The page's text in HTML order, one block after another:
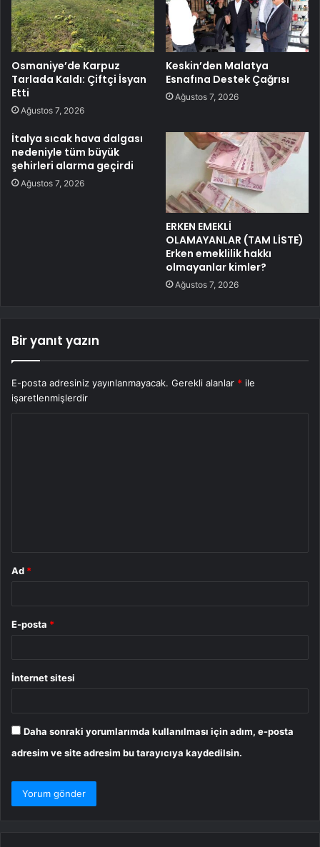
Osmaniye’de Karpuz
Tarlada Kaldı: Çiftçi İsyan
Etti
Ağustos 7, 2026
Keskin’den Malatya
Esnafına Destek Çağrısı
Ağustos 7, 2026
İtalya sıcak hava dalgası
nedeniyle tüm büyük
şehirleri alarma geçirdi
Ağustos 7, 2026
ERKEN EMEKLİ
OLAMAYANLAR (TAM LİSTE)
Erken emeklilik hakkı
olmayanlar kimler?
Ağustos 7, 2026
Bir yanıt yazın
E-posta adresiniz yayınlanmayacak. Gerekli alanlar * ile
işaretlenmişlerdir
Ad *
E-posta *
İnternet sitesi
Daha sonraki yorumlarımda kullanılması için adım, e-posta
adresim ve site adresim bu tarayıcıya kaydedilsin.